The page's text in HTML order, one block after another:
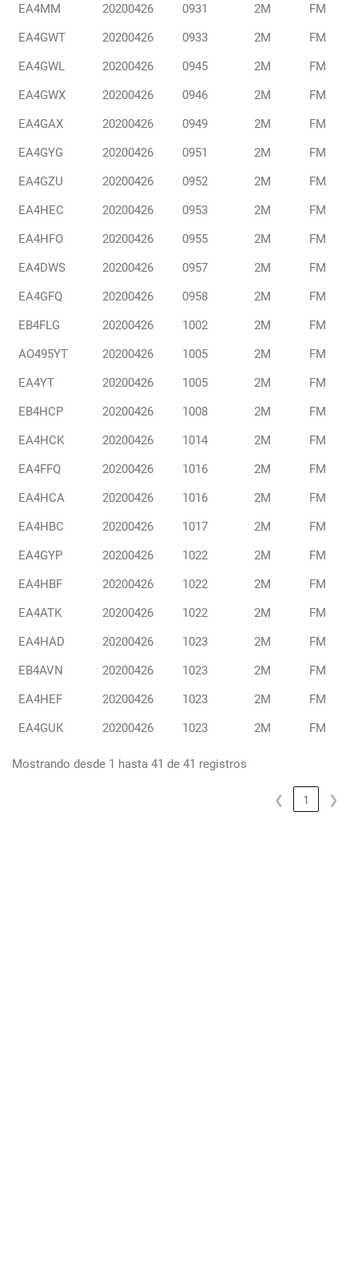
EA4MM
20200426 0931 2M
FM
EA4GWT
20200426 0933 2M
FM
EA4GWL
20200426 0945 2M
FM
EA4GWX
20200426 0946 2M
FM
EA4GAX
20200426 0949 2M
FM
EA4GYG
20200426 0951 2M
FM
EA4GZU
20200426 0952 2M
FM
EA4HEC
20200426 0953 2M
FM
EA4HFO
20200426 0955 2M
FM
EA4DWS
20200426 0957 2M
FM
EA4GFQ
20200426 0958 2M
FM
EB4FLG
20200426 1002 2M
FM
AO495YT
20200426 1005 2M
FM
EA4YT
20200426 1005 2M
FM
EB4HCP
20200426 1008 2M
FM
EA4HCK
20200426 1014 2M
FM
EA4FFQ
20200426 1016 2M
FM
EA4HCA
20200426 1016 2M
FM
EA4HBC
20200426 1017 2M
FM
EA4GYP
20200426 1022 2M
FM
EA4HBF
20200426 1022 2M
FM
EA4ATK
20200426 1022 2M
FM
EA4HAD
20200426 1023 2M
FM
EB4AVN
20200426 1023 2M
FM
EA4HEF
20200426 1023 2M
FM
EA4GUK
20200426 1023 2M FM
Mostrando desde 1 hasta 41 de 41 registros
❮ 1 ❯